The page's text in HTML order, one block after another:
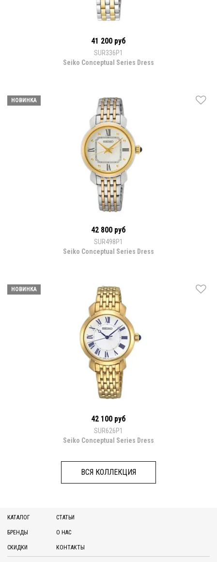
41 200 руб
SUR336P1
Seiko Conceptual Series Dress
НОВИНКА
42 800 руб
SUR498P1
Seiko Conceptual Series Dress
НОВИНКА
42 100 руб
SUR626P1
Seiko Conceptual Series Dress
ВСЯ КОЛЛЕКЦИЯ
КАТАЛОГ
БРЕНДЫ
СКИДКИ
СТАТЬИ
О НАС
КОНТАКТЫ